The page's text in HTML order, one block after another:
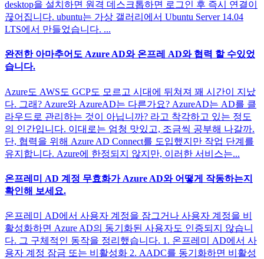
desktop을 설치하면 원격 데스크톱하면 로그인 후 즉시 연결이
끊어집니다. ubuntu는 가상 갤러리에서 Ubuntu Server 14.04
LTS에서 만들었습니다. ...
완전한 아마추어도 Azure AD와 온프레 AD와 협력 할 수있었
습니다.
Azure도 AWS도 GCP도 모르고 시대에 뒤쳐져 꽤 시간이 지났
다. 그래? Azure와 AzureAD는 다른가요? AzureAD는 AD를 클
라우드로 관리하는 것이 아닙니까? 라고 착각하고 있는 정도
의 인간입니다. 이대로는 엄청 맛있고, 조금씩 공부해 나갈까.
단, 협력을 위해 Azure AD Connect를 도입했지만 작업 단계를
유지합니다. Azure에 한정되지 않지만, 이러한 서비스는...
온프레미 AD 계정 무효화가 Azure AD와 어떻게 작동하는지
확인해 보세요.
온프레미 AD에서 사용자 계정을 잠그거나 사용자 계정을 비
활성화하면 Azure AD의 동기화된 사용자도 인증되지 않습니
다. 그 구체적인 동작을 정리했습니다. 1. 온프레미 AD에서 사
용자 계정 잠금 또는 비활성화 2. AADC를 동기화하면 비활성